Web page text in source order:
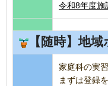
令和8年度施
【随時】地
家庭科の実
まずは登録